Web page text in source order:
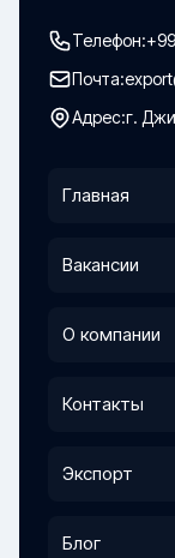
Телефон:
Почта:
Адрес:г.
Главная
Вакансии
О компании
Контакты
Экспорт
Блог